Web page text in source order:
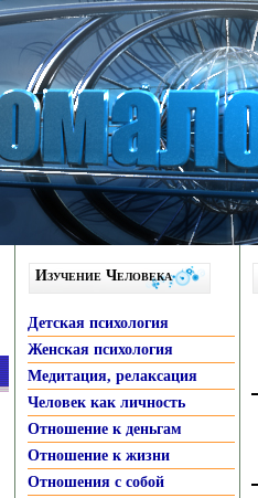
Изучение Человека
Детская психология
Женская психология
Медитация, релаксация
Человек как личность
Отношение к деньгам
Отношение к жизни
Отношения с собой